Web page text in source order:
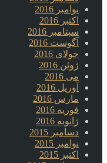
نوامبر 2016
اکتبر 2016
سپتامبر 2016
آگوست 2016
جولای 2016
ژوئن 2016
می 2016
آوریل 2016
مارس 2016
فوریه 2016
ژانویه 2016
دسامبر 2015
نوامبر 2015
اکتبر 2015